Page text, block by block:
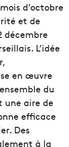
d’octobre
et de
décembre
L’idée
en œuvre
du
une aire de
efficace
Des
à la